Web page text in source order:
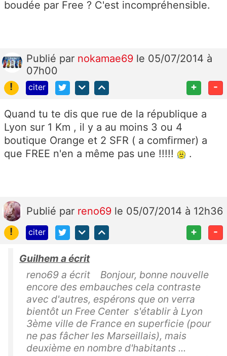
boudée par Free ? C'est incompréhensible.
Publié par nokamae69 le 05/07/2014 à
07h00
!
citer + -
Quand tu te dis que rue de la république a
Lyon sur 1 Km , il y a au moins 3 ou 4
boutique Orange et 2 SFR ( a comfirmer) a
que FREE n'en a même pas une !!!!!
.
Publié par reno69 le 05/07/2014 à 12h36
!
citer + -
Guilhem a écrit
reno69 a écrit Bonjour, bonne nouvelle
encore des embauches cela contraste
avec d'autres, espérons que on verra
bientôt un Free Center s'établir à Lyon
3ème ville de France en superficie (pour
ne pas fâcher les Marseillais), mais
deuxième en nombre d'habitants ...